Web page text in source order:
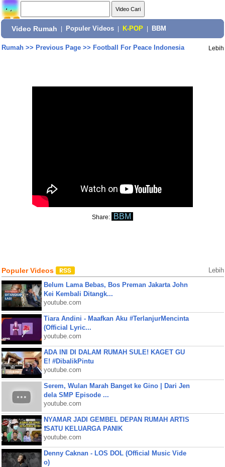
Video Rumah Populer Videos K-POP BBM
Rumah>> Previous Page>> Football For Peace Indonesia Lebih
Share: BBM
Populer Videos Lebih
Belum Lama Bebas, Bos Preman Jakarta John
Kei Kembali Ditangk...
youtube.com
Tiara Andini - Maafkan Aku #TerlanjurMencinta
(Official Lyric...
youtube.com
ADA INI DI DALAM RUMAH SULE! KAGET GU
E! #DibalikPintu
youtube.com
Serem, Wulan Marah Banget ke Gino | Dari Jen
dela SMP Episode ...
youtube.com
NYAMAR JADI GEMBEL DEPAN RUMAH ARTIS
❗SATU KELUARGA PANIK
youtube.com
Denny Caknan - LOS DOL (Official Music Vide
o)